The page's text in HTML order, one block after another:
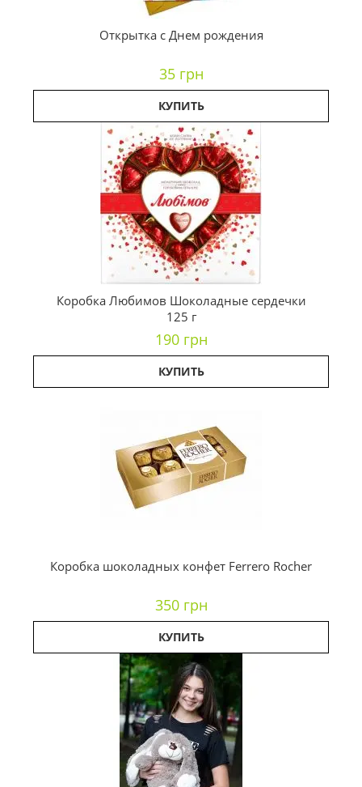
Открытка с Днем рождения
35 грн
КУПИТЬ
Коробка Любимов Шоколадные сердечки
125 г
190 грн
КУПИТЬ
Коробка шоколадных конфет Ferrero Rocher
350 грн
КУПИТЬ